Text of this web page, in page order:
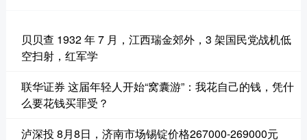
贝贝查 1932 年 7 月，江西瑞金郊外，3 架国民党战机低
空扫射，红军学
联华证券 这届年轻人开始“窝囊游”：我花自己的钱，凭什
么要花钱买罪受？
泸深投 8月8日，济南市场锡锭价格267000-269000元